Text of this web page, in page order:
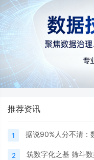
推荐资讯
1 据说90%人分不清：
2 筑数字化之基 筛斗